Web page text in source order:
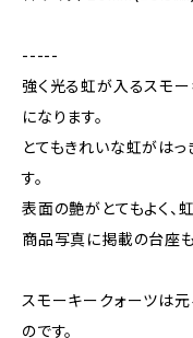
-----
強く光る虹が入るスモー
になります。
とてもきれいな虹がはっ
す。
表面の艶がとてもよく、
商品写真に掲載の台座も
スモーキークォーツは
のです。